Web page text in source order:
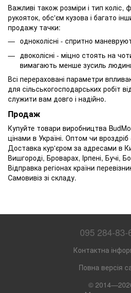
Важливі також розміри і тип коліс,
рукояток, обс'єм кузова і багато
продажу тачки:
одноколісні - спритно
двоколісні - міцно стоять на
вимагають менше зусиль
Всі перераховані параметри
для сільськогосподарських робіт
служити вам довго і надійно.
Продаж
Купуйте товари виробництва
цінами в Україні. Оптом чи
Доставка кур'єром за адресами в
Вишгороді, Броварах, Ірпені, Бучі,
Відправка регіонах країни
Самовивіз зі складу.
095 284-83-
Контактна
Повна версія
©